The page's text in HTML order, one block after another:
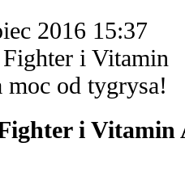
2016 15:37
i Vitamin